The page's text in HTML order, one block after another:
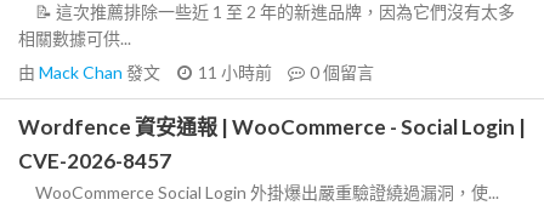
📝 這次推薦排除一些近 1 至 2 年的新進品牌，因為它們沒有太多
相關數據可供...
由 Mack Chan 發文 11 小時前 0個留言
Wordfence 資安通報 | WooCommerce - Social Login |
CVE-2026-8457
WooCommerce Social Login 外掛爆出嚴重驗證繞過漏洞，使...